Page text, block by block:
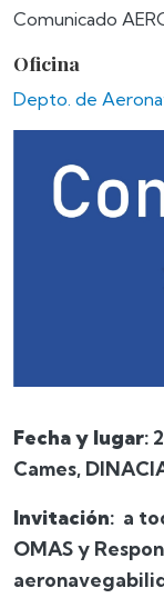
Comunicado
Oficina
Depto. de
Fecha y lugar:
Cames,
Invitación: a
OMAS y